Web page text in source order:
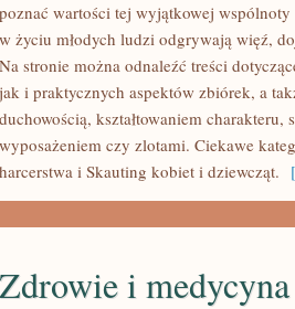
poznać wartości tej wyjątkowej
w życiu młodych ludzi odgrywają więź,
Na stronie można odnaleźć treści
jak i praktycznych aspektów zbiórek, a
duchowością, kształtowaniem
wyposażeniem czy zlotami. Ciekawe
harcerstwa i Skauting kobiet i dziewcząt.
Zdrowie i medycyna